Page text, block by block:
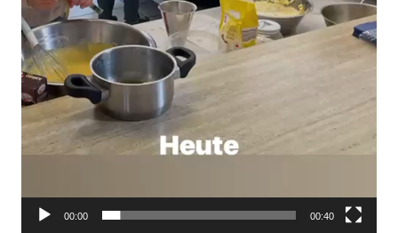
00:00 00:40